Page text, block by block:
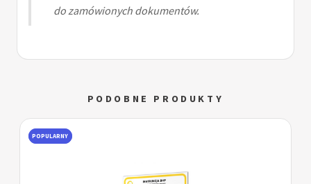
do zamówionych dokumentów.
PODOBNE PRODUKTY
POPULARNY